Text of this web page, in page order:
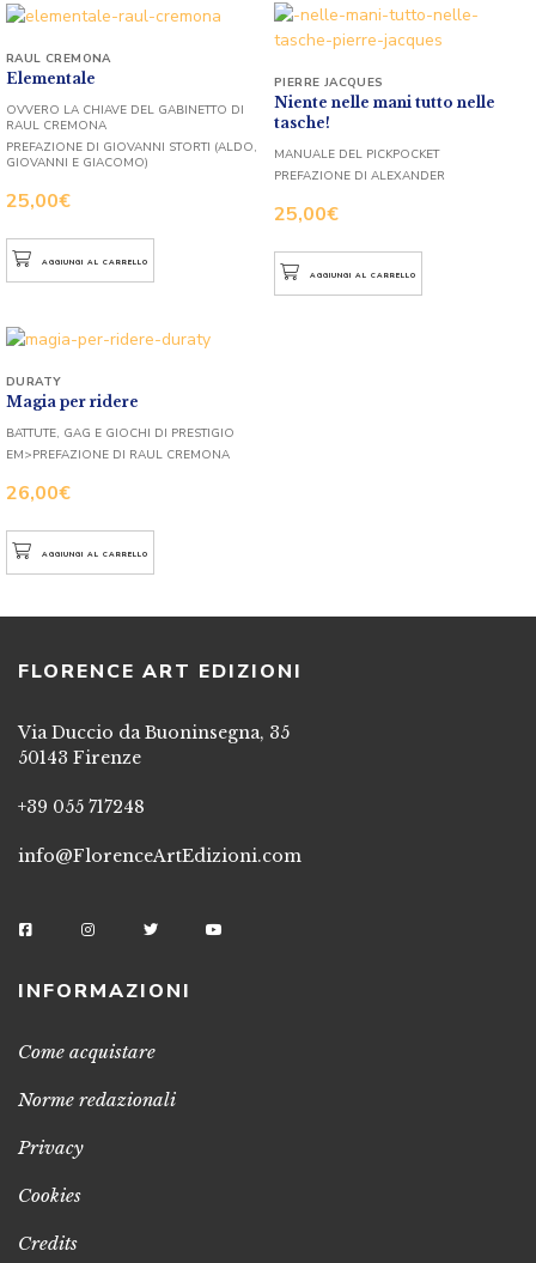
Elementale
25,00€
RAUL CREMONA
OVVERO LA CHIAVE DEL GABINETTO DI
RAUL CREMONA
PREFAZIONE DI GIOVANNI STORTI (ALDO,
GIOVANNI E GIACOMO)
AGGIUNGI AL CARRELLO
Niente nelle mani tutto nelle
tasche!
25,00€
PIERRE JACQUES
MANUALE DEL PICKPOCKET
PREFAZIONE DI ALEXANDER
AGGIUNGI AL CARRELLO
Magia per ridere
26,00€
DURATY
BATTUTE, GAG E GIOCHI DI PRESTIGIO
EM>PREFAZIONE DI RAUL CREMONA
AGGIUNGI AL CARRELLO
FLORENCE ART EDIZIONI
Via Duccio da Buoninsegna, 35
50143 Firenze
+39 055 717248
info@FlorenceArtEdizioni.com
INFORMAZIONI
Come acquistare
Norme redazionali
Privacy
Cookies
Credits